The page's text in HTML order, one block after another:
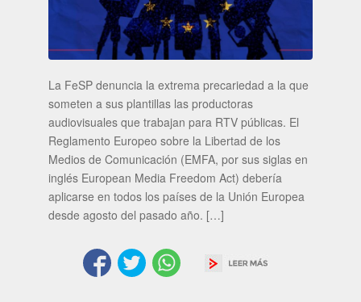
La FeSP denuncia la extrema precariedad a la que
someten a sus plantillas las productoras
audiovisuales que trabajan para RTV públicas. El
Reglamento Europeo sobre la Libertad de los
Medios de Comunicación (EMFA, por sus siglas en
inglés European Media Freedom Act) debería
aplicarse en todos los países de la Unión Europea
desde agosto del pasado año. […]